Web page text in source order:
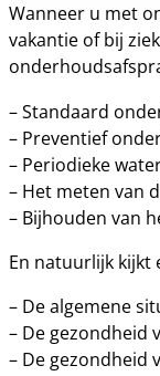
Wanneer u met
vakantie of bij
– Standaard
– Preventief
– Periodieke
– Het meten van
– Bijhouden van
En natuurlijk kijkt
– De algemene
– De gezondheid
– De gezondheid